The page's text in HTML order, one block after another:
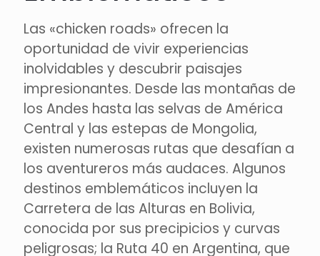
Las «chicken roads» ofrecen la
oportunidad de vivir experiencias
inolvidables y descubrir paisajes
impresionantes. Desde las montañas de
los Andes hasta las selvas de América
Central y las estepas de Mongolia,
existen numerosas rutas que desafían a
los aventureros más audaces. Algunos
destinos emblemáticos incluyen la
Carretera de las Alturas en Bolivia,
conocida por sus precipicios y curvas
peligrosas; la Ruta 40 en Argentina, que